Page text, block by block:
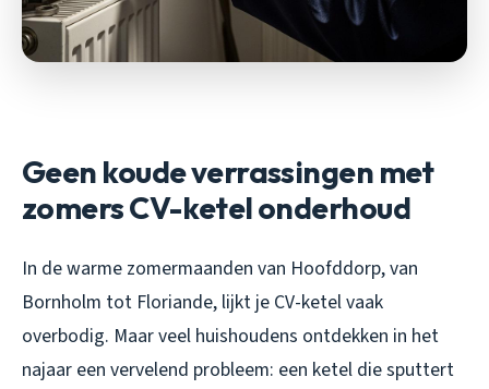
Geen koude verrassingen met
zomers CV-ketel onderhoud
In de warme zomermaanden van Hoofddorp, van
Bornholm tot Floriande, lijkt je CV-ketel vaak
overbodig. Maar veel huishoudens ontdekken in het
najaar een vervelend probleem: een ketel die sputtert